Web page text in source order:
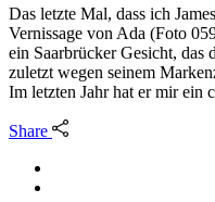
Das letzte Mal, dass ich
Vernissage von Ada (Foto
ein Saarbrücker Gesicht, das
zuletzt wegen seinem
Im letzten Jahr hat er mir ein
Share